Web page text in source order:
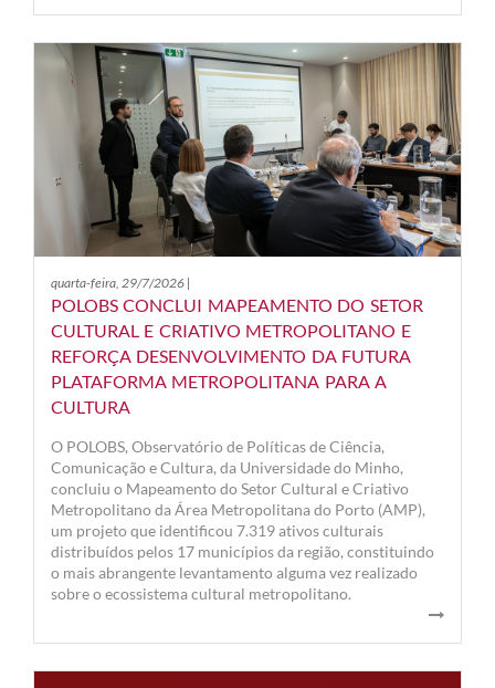
quarta-feira, 29/7/2026 |
POLOBS CONCLUI MAPEAMENTO DO SETOR
CULTURAL E CRIATIVO METROPOLITANO E
REFORÇA DESENVOLVIMENTO DA FUTURA
PLATAFORMA METROPOLITANA PARA A
CULTURA
O POLOBS, Observatório de Políticas de Ciência,
Comunicação e Cultura, da Universidade do Minho,
concluiu o Mapeamento do Setor Cultural e Criativo
Metropolitano da Área Metropolitana do Porto (AMP),
um projeto que identificou 7.319 ativos culturais
distribuídos pelos 17 municípios da região, constituindo
o mais abrangente levantamento alguma vez realizado
sobre o ecossistema cultural metropolitano.